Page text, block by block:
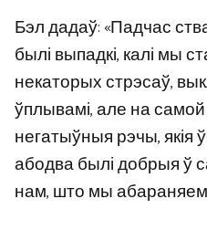
Бэл дадаў: «Падчас
былі выпадкі, калі мы
некаторых стрэсаў,
ўплывамі, але на
негатыўныя рэчы, якія
абодва былі добрыя ў
нам, што мы